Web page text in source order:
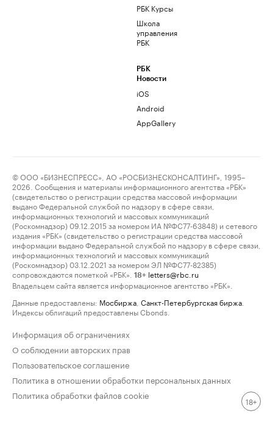
РБК Курсы
Школа
управления
РБК
РБК
Новости
iOS
Android
AppGallery
© ООО «БИЗНЕСПРЕСС», АО «РОСБИЗНЕСКОНСАЛТИНГ», 1995–
2026. Сообщения и материалы информационного агентства «РБК»
(свидетельство о регистрации средства массовой информации
выдано Федеральной службой по надзору в сфере связи,
информационных технологий и массовых коммуникаций
(Роскомнадзор) 09.12.2015 за номером ИА №ФС77-63848) и сетевого
издания «РБК» (свидетельство о регистрации средства массовой
информации выдано Федеральной службой по надзору в сфере связи,
информационных технологий и массовых коммуникаций
(Роскомнадзор) 03.12.2021 за номером ЭЛ №ФС77-82385)
сопровождаются пометкой «РБК».
18+ letters@rbc.ru
Владельцем сайта является информационное агентство «РБК».
Данные предоставлены: Мосбиржа Санкт-Петербургская биржа
Индексы облигаций предоставлены Cbonds.
Информация об ограничениях
О соблюдении авторских прав
Пользовательское соглашение
Политика в отношении обработки персональных данных
Политика обработки файлов cookie
18+